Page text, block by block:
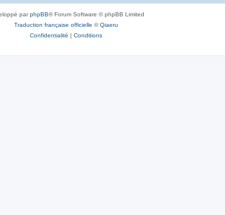
parphpBB® Forum Software © phpBB Limited
Traduction française officielle ©Qiaeru
Confidentialité | Conditions